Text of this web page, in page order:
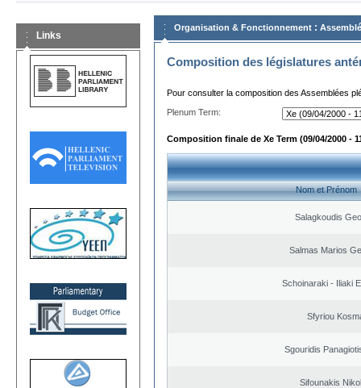
Links
Organisation & Fonctionnement :
Composition des législatures
Pour consulter la composition des Assemblées
Plenum Term:
Composition finale de Xe Term (09/04/2000 -
Nom et Prénom
Salagkoudis
Salmas Marios
Schoinaraki - Iliaki
Sfyriou
Sgouridis
Sifounakis